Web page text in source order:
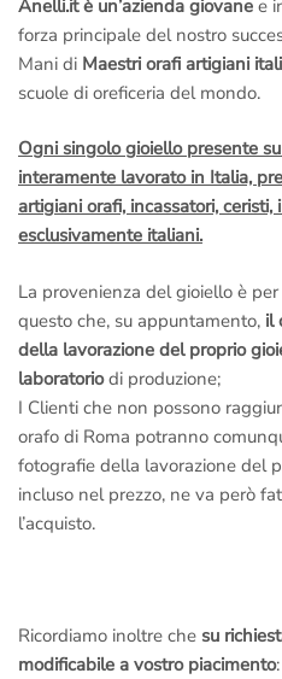
Anelli.it è un’azienda giovane e
forza principale del nostro
Mani di Maestri orafi artigiani
scuole di oreficeria del mondo.
Ogni singolo gioiello presente
interamente lavorato in Italia,
artigiani orafi, incassatori, ceristi,
esclusivamente italiani.
La provenienza del gioiello è
questo che, su appuntamento, il
della lavorazione del proprio
laboratoriodi produzione;
I Clienti che non possono
orafo di Roma potranno
fotografie della lavorazione del
incluso nel prezzo, ne va però
l’acquisto.
Ricordiamo inoltre che su
modificabile a vostro piacimento